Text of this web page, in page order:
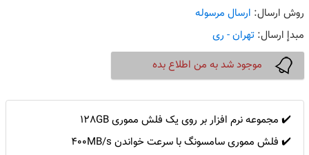
روش ارسال: ارسال مرسوله
مبدإ ارسال: تهران - ری
موجود شد به من اطلاع بده
✔️ مجموعه نرم افزار بر روی یک فلش مموری 128GB
✔️ فلش مموری سامسونگ با سرعت خواندن 400MB/s